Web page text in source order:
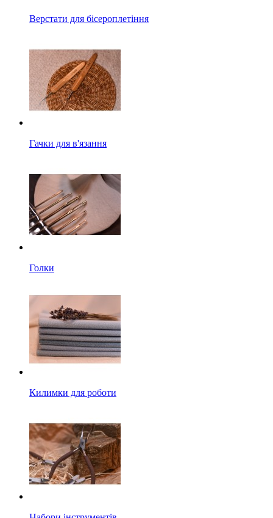
Верстати для бісероплетіння
Гачки для в'язання
Голки
Килимки для роботи